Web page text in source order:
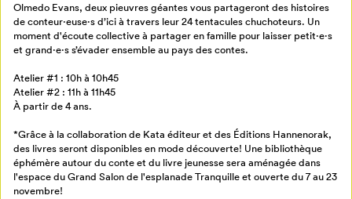
Retour à l’accueil
Olmedo Evans, deux pieuvres géantes vous partageront des histoires
de conteur·euse·s d’ici à travers leur 24 tentacules chuchoteurs. Un
moment d'écoute collective à partager en famille pour laisser petit·e·s
et grand·e·s s’évader ensemble au pays des contes.
Atelier #1 : 10h à 10h45
Atelier #2 : 11h à 11h45
À partir de 4 ans.
*Grâce à la collaboration de Kata éditeur et des Éditions Hannenorak,
des livres seront disponibles en mode découverte! Une bibliothèque
éphémère autour du conte et du livre jeunesse sera aménagée dans
l'espace du Grand Salon de l'esplanade Tranquille et ouverte du 7 au 23
novembre!
Créer un profil